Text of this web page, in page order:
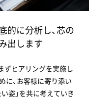
的に分析し、芯の
出します
ずヒアリングを実施し
に、お客様に寄り添い
姿」を共に考えていき